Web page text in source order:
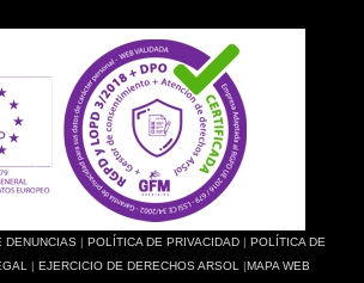
DENUNCIAS | POLÍTICA DE PRIVACIDAD | POLÍTICA DE
| EJERCICIO DE DERECHOS ARSOL |MAPA WEB